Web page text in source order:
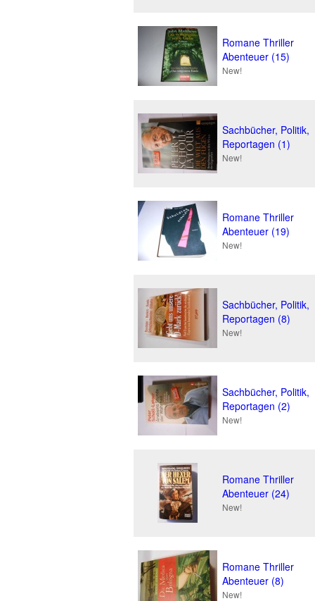
Romane Thriller
Abenteuer (15)
New!
Sachbücher, Politik,
Reportagen (1)
New!
Romane Thriller
Abenteuer (19)
New!
Sachbücher, Politik,
Reportagen (8)
New!
Sachbücher, Politik,
Reportagen (2)
New!
Romane Thriller
Abenteuer (24)
New!
Romane Thriller
Abenteuer (8)
New!